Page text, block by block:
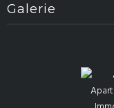
Galerie